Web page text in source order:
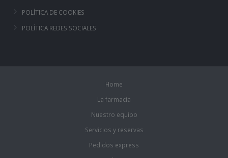
POLÍTICA DE COOKIES
POLÍTICA REDES SOCIALES
Home
La farmacia
Nuestro equipo
Servicios y reservas
Pedidos express